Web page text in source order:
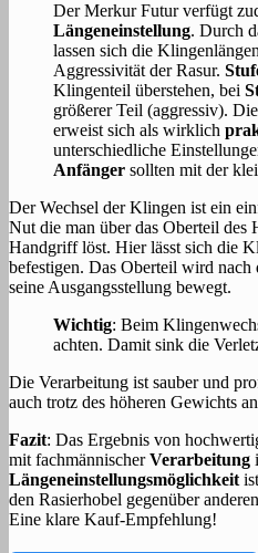
Der Merkur Futur verfügt
Längeneinstellung. Durch
lassen sich die
Aggressivität der Rasur.
Klingenteil überstehen, bei
größerer Teil (aggressiv).
erweist sich als wirklich
unterschiedliche
Anfänger sollten mit der
Der Wechsel der Klingen ist ein
Nut die man über das Oberteil des
Handgriff löst. Hier lässt sich die
befestigen. Das Oberteil wird
seine Ausgangsstellung bewegt.
Wichtig: Beim
achten. Damit sink die
Die Verarbeitung ist sauber und
auch trotz des höheren Gewichts
Fazit: Das Ergebnis von
mit fachmännischerVerarbeitung
Längeneinstellungsmöglichkeit
den Rasierhobel gegenüber
Eine klare Kauf-Empfehlung!